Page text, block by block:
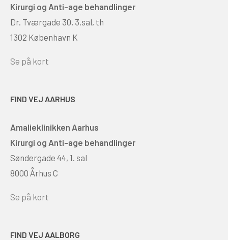
Kirurgi og Anti-age behandlinger
Dr. Tværgade 30, 3.sal, th
1302 København K
Se på kort
FIND VEJ AARHUS
Amalieklinikken Aarhus
Kirurgi og Anti-age behandlinger
Søndergade 44, 1. sal
8000 Århus C
Se på kort
FIND VEJ AALBORG